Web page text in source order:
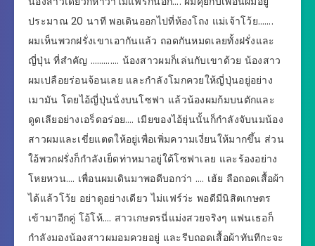
ประมาณ 20 นาที พอเดินออกไปที่ห้องโถง แม่เจ้าโว้ย…….
ผมเห็นพวกฝรั่งเขาเอากันแล้ว ถอดกันหมดเลยทั้งฝรั่งและ
ญี่ปุ่น ที่สำคัญ …………. น้องสาวผมก็เล่นกับเขาด้วย น้องสาว
ผมเปลือยร่อนจ้อนเลย และกำลังโมกควยให้ญี่ปุ่นอยู่อย่าง
เมามัน โดยไอ้ญี่ปุ่นนั่งบนโซฟา แล้วน้องผมก้มบนตักและ
ดูดเลียอย่างเอร็ดอร่อย…. เมียของไอ้ยุ่นนั้นก็กำลังจับนมน้อง
สาวผมและเขี่ยแตดให้อยู่เพื่อเพิ่มความเงี่ยนให้มากขึ้น ส่วน
ใอ้พวกฝรั่งก็กำลังเย็ดท่าหมาอยู่ใต้โซฟาเลย และร้องอย่าง
โหยหวน…. เพื่อนผมเดินมาพอดีบอกว่า …. เฮ้ย ลือถอดเสื้อผ้า
ได้แล้วโว้ย อย่าดูอย่างเดียว ไม่แฟร์ว่ะ พอดีมีนิสิตเกษตร
เข้ามาอีกคู่ โอ้โห้…. สาวเกษตรนี่แม่งสวยจริงๆ แฟนเธอก็
กำลังมองน้องสาวผมอมควยอยู่ และรีบถอดเสื้อผ้าทันทีกะจะ